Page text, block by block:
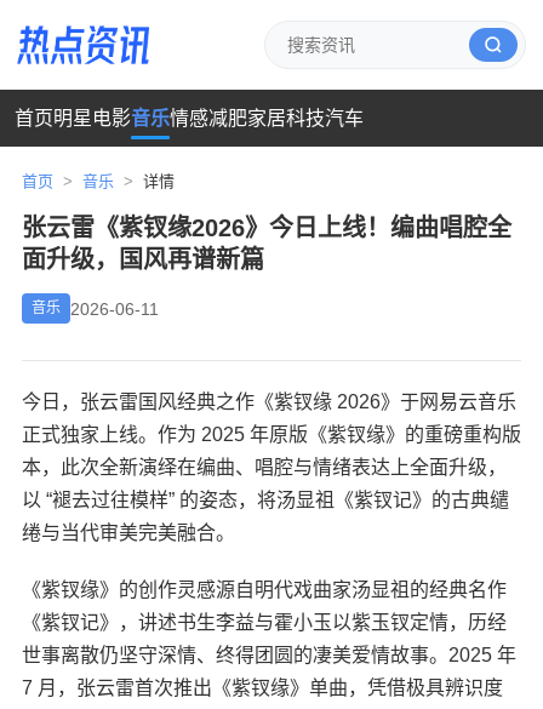
首页明星 电影音乐情感减肥家居科技汽车
首页 > 音乐 > 详情
张云雷《紫钗缘2026》今日上线！编曲唱腔全
面升级，国风再谱新篇
音乐 2026-06-11
今日，张云雷国风经典之作《紫钗缘 2026》于网易云音乐
正式独家上线。作为 2025 年原版《紫钗缘》的重磅重构版
本，此次全新演绎在编曲、唱腔与情绪表达上全面升级，
以 “褪去过往模样” 的姿态，将汤显祖《紫钗记》的古典缱
绻与当代审美完美融合。
《紫钗缘》的创作灵感源自明代戏曲家汤显祖的经典名作
《紫钗记》，讲述书生李益与霍小玉以紫玉钗定情，历经
世事离散仍坚守深情、终得团圆的凄美爱情故事。2025 年
7 月，张云雷首次推出《紫钗缘》单曲，凭借极具辨识度